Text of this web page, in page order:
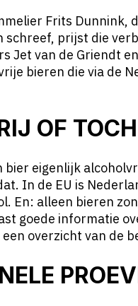
Frits Dunnink,
schreef, prijst die
Jet van de Griendt
bieren die via de
OF
bier eigenlijk
In de EU is
En: alleen bieren
goede informatie
overzicht van de